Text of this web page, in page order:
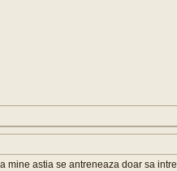
mine astia se antreneaza doar sa intre